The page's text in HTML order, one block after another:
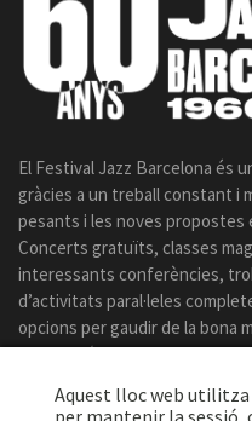
El Festival Jazz Barcelona és
gràcies a un treball constant i
pesants i les noves propostes
Concerts gratuïts, classes
interessants conferències,
d’activitats paral·leles
opcions per gaudir de la bona
celebració del certamen.
Aquest lloc web utilitza
per mantenir la sessió,